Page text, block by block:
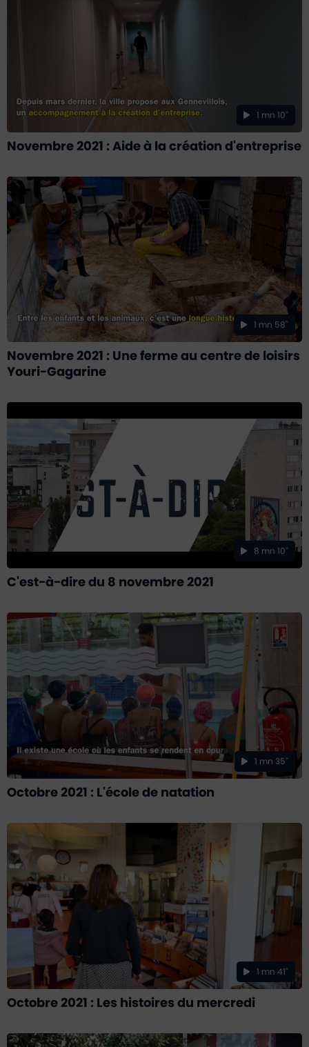
1 mn 10''
Novembre 2021 : Aide à la création d'entreprise
1 mn 58''
Novembre 2021 : Une ferme au centre de loisirs
Youri-Gagarine
8 mn 10''
C'est-à-dire du 8 novembre 2021
1 mn 35''
Octobre 2021 : L'école de natation
1 mn 41''
Octobre 2021 : Les histoires du mercredi